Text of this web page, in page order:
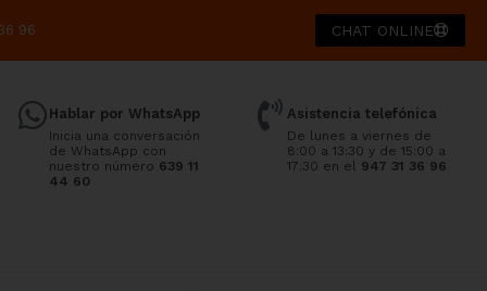
96 CHAT ONLINE
Hablar por WhatsApp
Inicia una conversación
de WhatsApp con
nuestro número 639 11
44 60
Asistencia telefónica
De lunes a viernes de
8:00 a 13:30 y de 15:00 a
17:30 en el 947 31 36 96